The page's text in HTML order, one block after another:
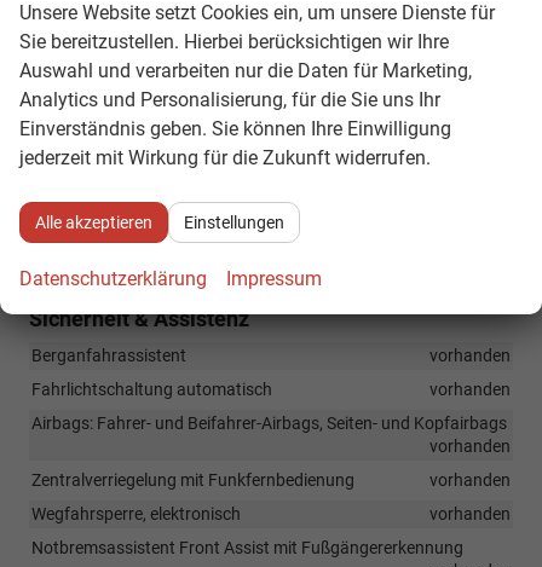
Infotainment & Kommunikation
Digitales Cockpit, 8-Zoll-Bildschirm, mit Farb-
Multifunktionsdisplay, Optionale Profile
vorhanden
Digitaler Radioempfänger (DAB+)
eCall (Notrufsystem)
Touchscreen, 6 Lautsprecher, App-Connect Wireless für Apple
CarPlay und Android Auto, Bluetooth Schnittstelle, Radio
Sicherheit & Assistenz
Berganfahrassistent
vorhanden
Fahrlichtschaltung automatisch
vorhanden
Airbags: Fahrer- und Beifahrer-Airbags, Seiten- und Kopfairbags
vorhanden
Zentralverriegelung mit Funkfernbedienung
vorhanden
Wegfahrsperre, elektronisch
vorhanden
Notbremsassistent Front Assist mit Fußgängererkennung
Unsere Website setzt Cookies ein, um unsere Dienste für
Sie bereitzustellen. Hierbei berücksichtigen wir Ihre
Auswahl und verarbeiten nur die Daten für Marketing,
Analytics und Personalisierung, für die Sie uns Ihr
Einverständnis geben. Sie können Ihre Einwilligung
jederzeit mit Wirkung für die Zukunft widerrufen.
Alle akzeptieren Einstellungen
Datenschutzerklärung Impressum